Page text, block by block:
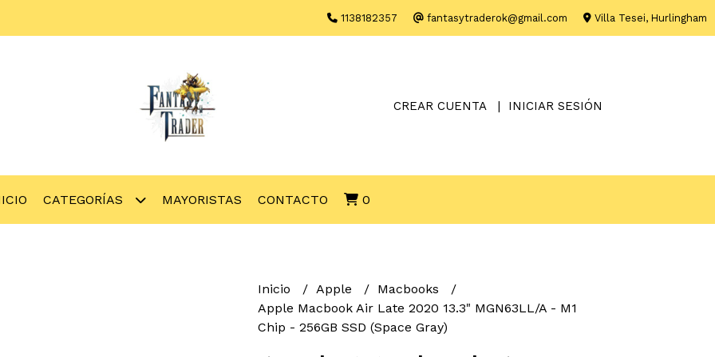
1138182357 fantasytraderok@gmail.com Villa Tesei, Hurlingham
CREAR CUENTA INICIAR SESIÓN
CATEGORÍAS MAYORISTAS CONTACTO 0
Inicio Apple
Macbooks
Apple Macbook Air Late 2020 13.3" MGN63LL/A - M1
Chip - 256GB SSD (Space Gray)